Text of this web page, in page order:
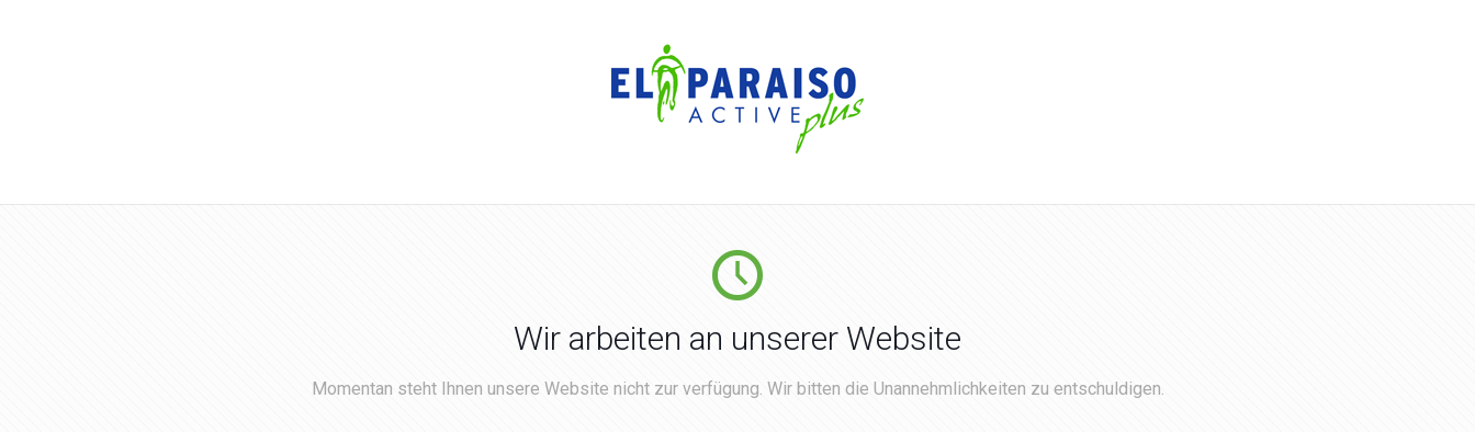
Wir arbeiten an unserer Website
Momentan steht Ihnen unsere Website nicht zur verfügung. Wir bitten die Unannehmlichkeiten zu entschuldigen.